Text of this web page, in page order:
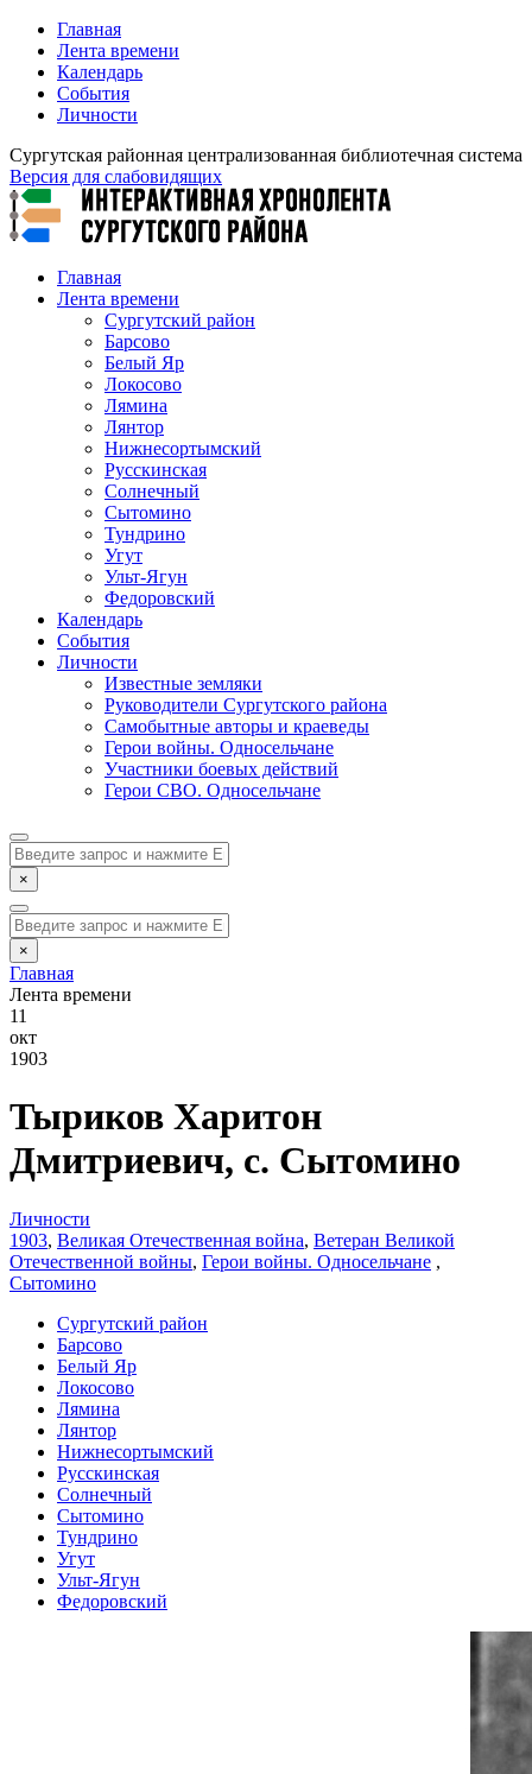
Главная
Лента времени
Календарь
События
Личности
Сургутская районная централизованная библиотечная система
Версия для слабовидящих
Главная
Лента времени
Сургутский район
Барсово
Белый Яр
Локосово
Лямина
Лянтор
Нижнесортымский
Русскинская
Солнечный
Сытомино
Тундрино
Угут
Ульт-Ягун
Федоровский
Календарь
События
Личности
Известные земляки
Руководители Сургутского района
Самобытные авторы и краеведы
Герои войны. Односельчане
Участники боевых действий
Герои СВО. Односельчане
×
×
Главная
Лента времени
11
окт
1903
Тыриков Харитон
Дмитриевич, с. Сытомино
Личности
1903, Великая Отечественная война, Ветеран Великой
Отечественной войны, Герои войны. Односельчане ,
Сытомино
Сургутский район
Барсово
Белый Яр
Локосово
Лямина
Лянтор
Нижнесортымский
Русскинская
Солнечный
Сытомино
Тундрино
Угут
Ульт-Ягун
Федоровский